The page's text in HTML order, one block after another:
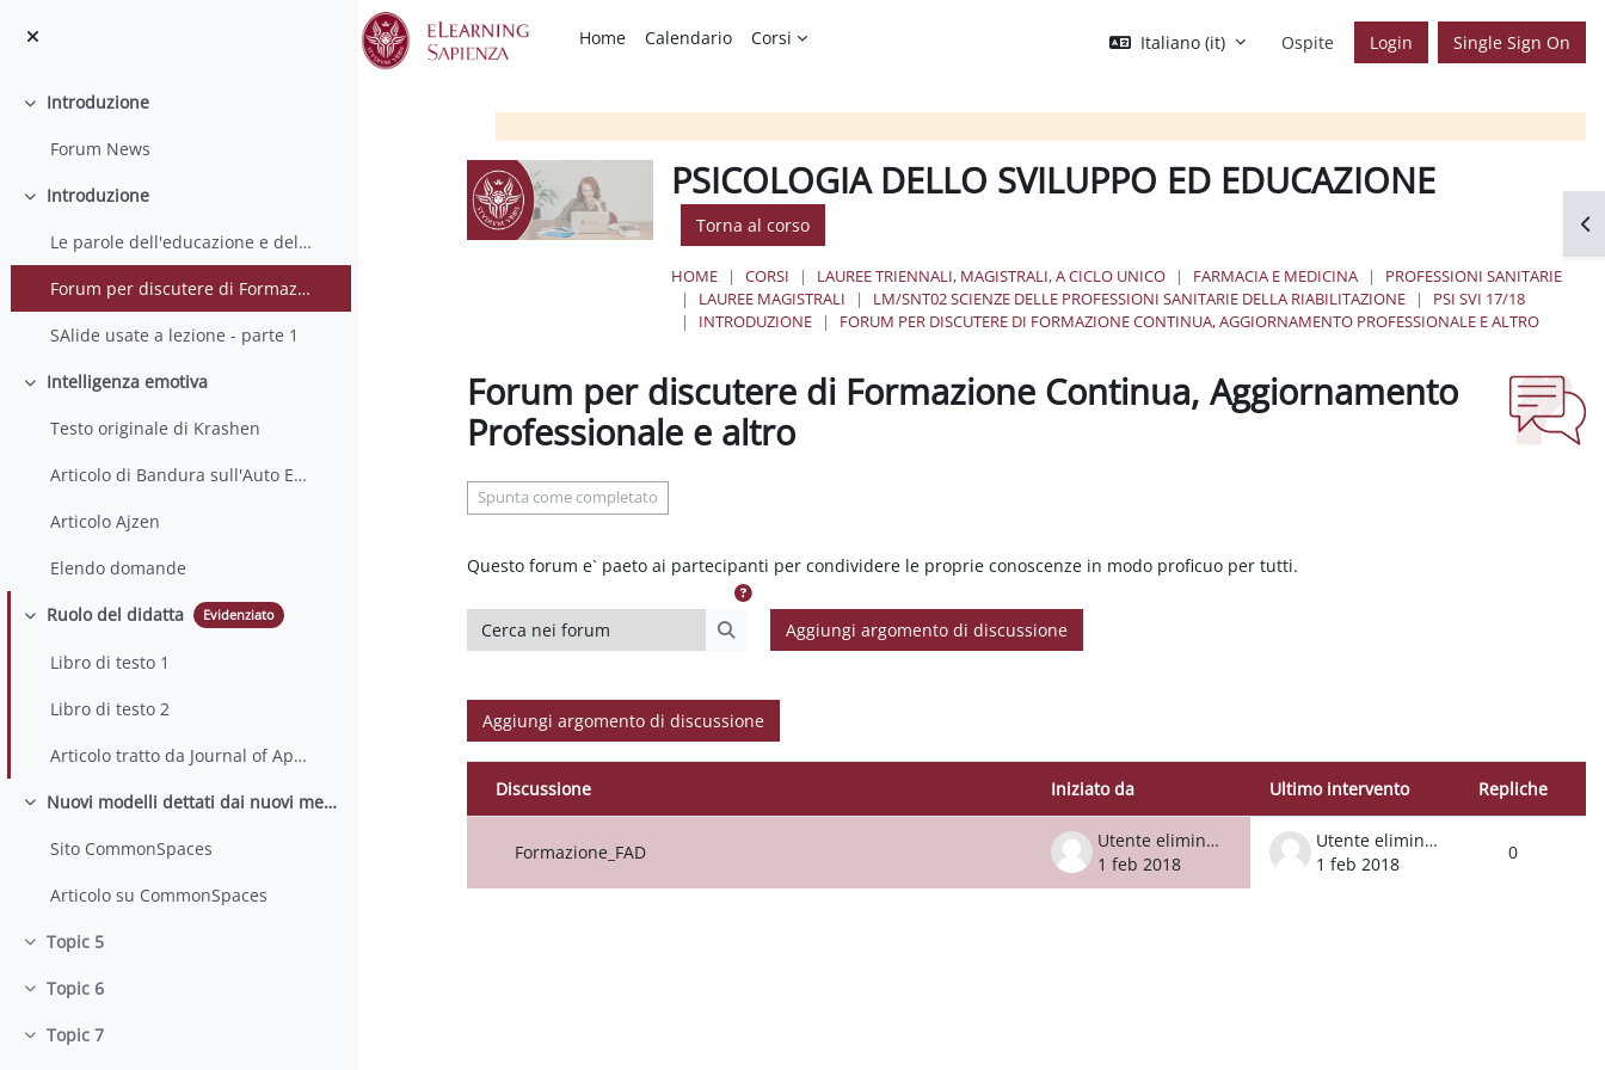
Home
Calendario Corsi Italiano ‎(it)‎ Ospite Login Single Sign On
Minimizza
Introduzione
Forum News
Minimizza
Introduzione
Le parole dell'educazione e della formazione
Forum per discutere di Formazione Continua, Aggiornamento Professionale e altro
SAlide usate a lezione - parte 1
Minimizza
Intelligenza emotiva
Testo originale di Krashen
Articolo di Bandura sull'Auto Efficacia
Articolo Ajzen
Elendo domande
Minimizza
Ruolo del didatta Evidenziato
Libro di testo 1
Libro di testo 2
Articolo tratto da Journal of Applied Psychology (2007, Vol. 92, No. 1, 213-227)
Minimizza Nuovi modelli dettati dai nuovi mezzi
Sito CommonSpaces
Articolo su CommonSpaces
Minimizza
Topic 5
Minimizza
Topic 6
Minimizza
Topic 7
PSICOLOGIA DELLO SVILUPPO ED EDUCAZIONE
Torna al corso
HOME CORSI LAUREE TRIENNALI, MAGISTRALI, A CICLO UNICO FARMACIA E MEDICINA
PROFESSIONI SANITARIE
LAUREE MAGISTRALI
LM/SNT02 SCIENZE DELLE PROFESSIONI SANITARIE DELLA RIABILITAZIONE
PSI SVI 17/18
INTRODUZIONE
FORUM PER DISCUTERE DI FORMAZIONE CONTINUA, AGGIORNAMENTO PROFESSIONALE E ALTRO
Forum per discutere di Formazione Continua, Aggiornamento
Professionale e altro
Spunta come completato
Questo forum e` paeto ai partecipanti per condividere le proprie conoscenze in modo proficuo per tutti.
Cerca nei forum
Cerca nei forum
Aggiungi argomento di discussione
Aggiungi argomento di discussione
Elenco delle discussioni. Visualizzazione di 1 discussioni su 1
Stato
Discussione Iniziato da Ultimo intervento
Repliche
Formazione_FAD
Utente eliminato
1 feb 2018
Utente eliminato
1 feb 2018
0